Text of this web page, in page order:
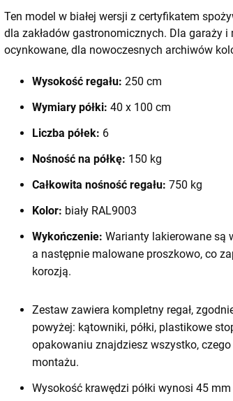
Ten model w białej wersji z certyfikatem
dla zakładów gastronomicznych. Dla garaży
ocynkowane, dla nowoczesnych archiwów
Wysokość regału: 250 cm
Wymiary półki: 40 x 100 cm
Liczba półek: 6
Nośność na półkę: 150 kg
Całkowita nośność regału: 750 kg
Kolor: biały RAL9003
Wykończenie: Warianty lakierowane są
a następnie malowane proszkowo, co
korozją.
Zestaw zawiera kompletny regał,
powyżej: kątowniki, półki, plastikowe
opakowaniu znajdziesz wszystko,
montażu.
Wysokość krawędzi półki wynosi 45 mm